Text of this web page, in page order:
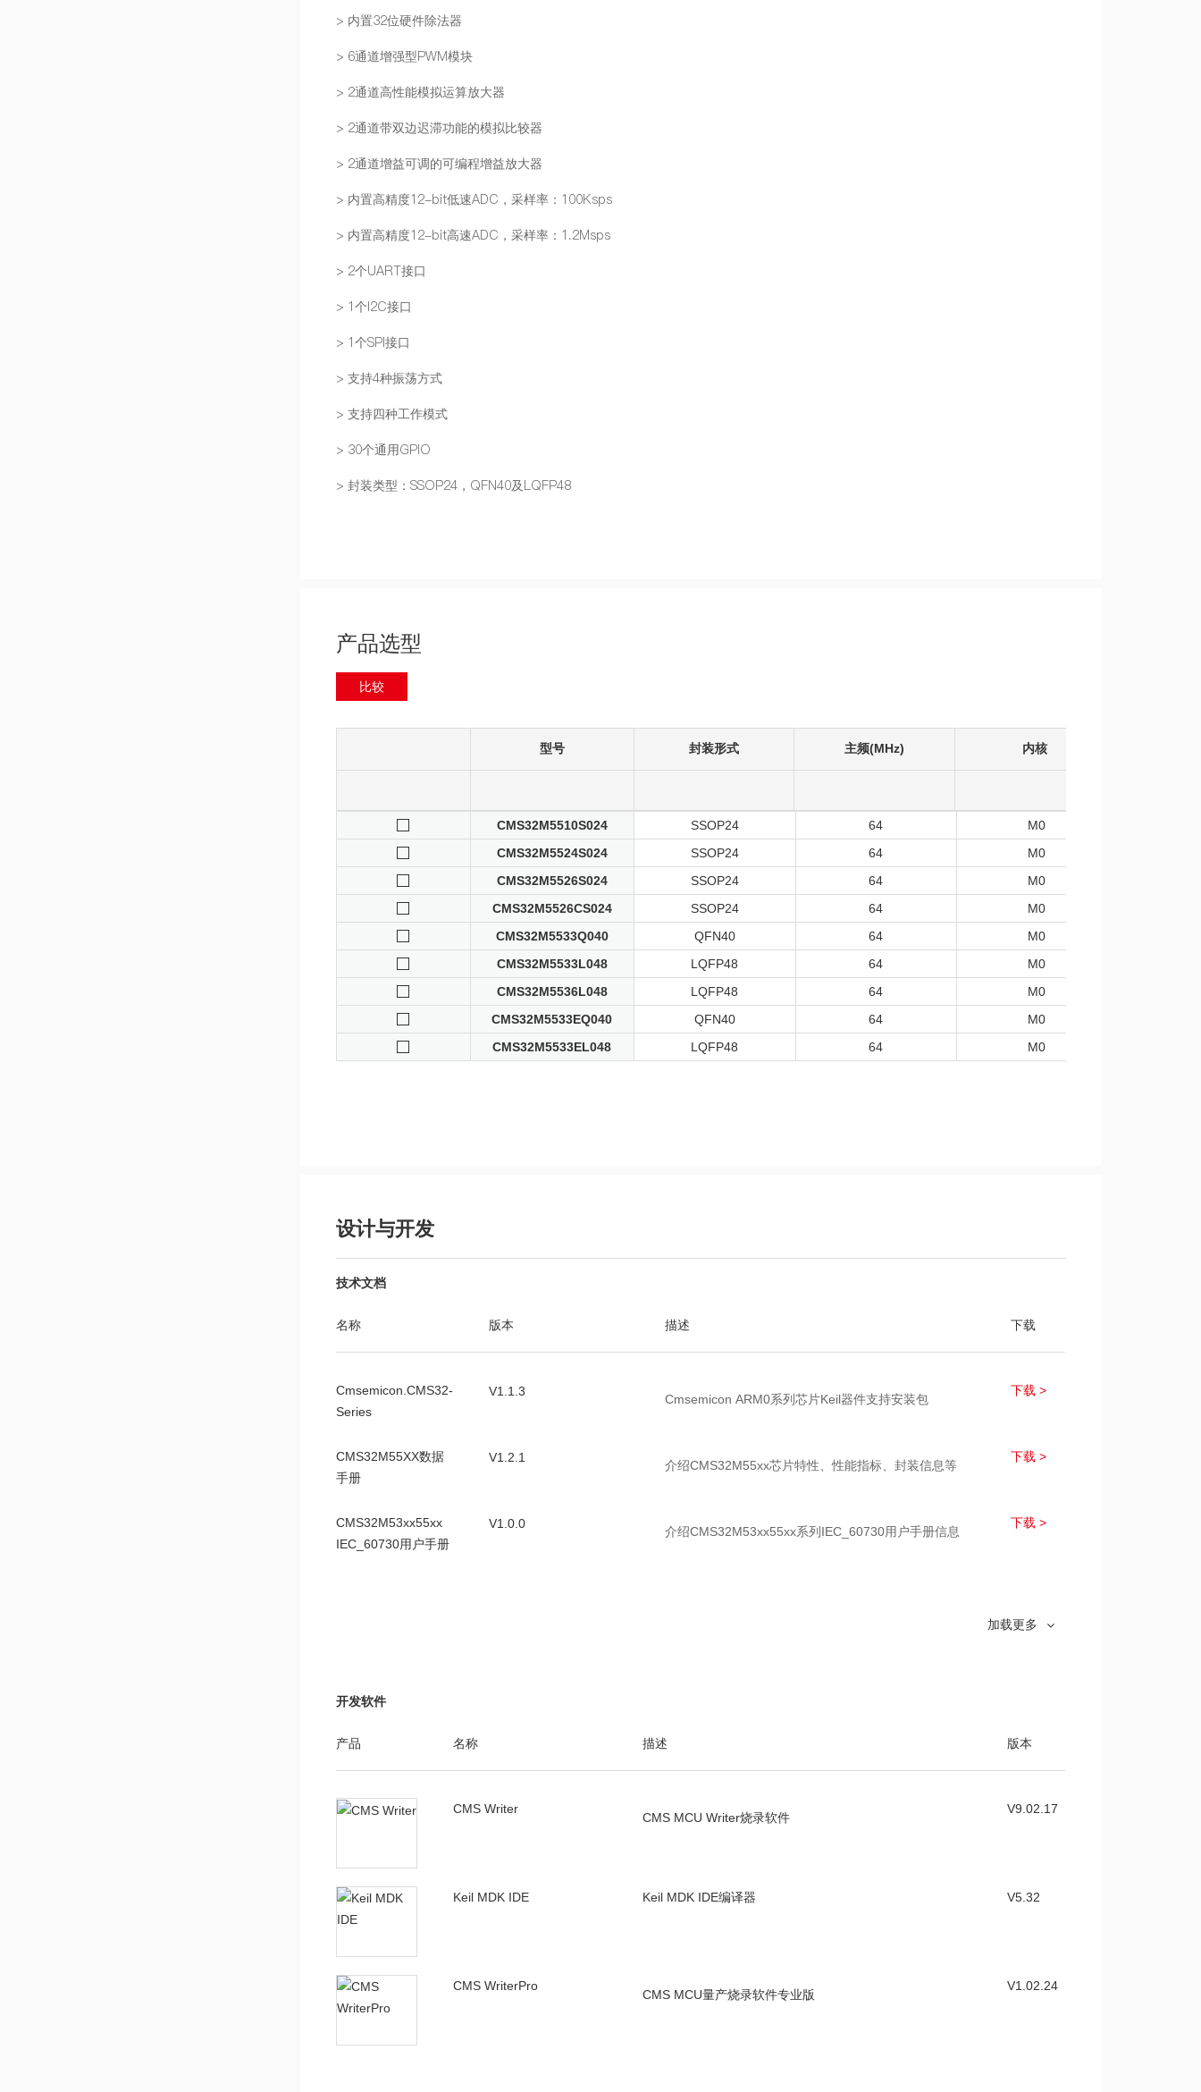
> 内置32位硬件除法器
> 6通道增强型PWM模块
> 2通道高性能模拟运算放大器
> 2通道带双边迟滞功能的模拟比较器
> 2通道增益可调的可编程增益放大器
> 内置高精度12-bit低速ADC，采样率：100Ksps
> 内置高精度12-bit高速ADC，采样率：1.2Msps
> 2个UART接口
> 1个I2C接口
> 1个SPI接口
> 支持4种振荡方式
> 支持四种工作模式
> 30个通用GPIO
> 封装类型：SSOP24，QFN40及LQFP48
产品选型
比较
型号 封装形式 主频(MHz) 内核
CMS32M5510S024 SSOP24 64 M0
CMS32M5524S024
SSOP24 64 M0
CMS32M5526S024
SSOP24 64 M0
CMS32M5526CS024
SSOP24 64 M0
CMS32M5533Q040
QFN40 64 M0
CMS32M5533L048
LQFP48 64 M0
CMS32M5536L048
LQFP48 64 M0
CMS32M5533EQ040
QFN40 64 M0
CMS32M5533EL048
LQFP48 64 M0
设计与开发
技术文档
名称 版本 描述 下载
Cmsemicon.CMS32-
Series
V1.1.3
Cmsemicon ARM0系列芯片Keil器件支持安装包
下载 >
CMS32M55XX数据
手册
V1.2.1
介绍CMS32M55xx芯片特性、性能指标、封装信息等
下载 >
CMS32M53xx55xx
IEC_60730用户手册
V1.0.0
介绍CMS32M53xx55xx系列IEC_60730用户手册信息
下载 >
系列芯片ADC0模块
CMS32M53xx_55xx
CMS32M53xx_55xx系列芯片ADC1模块应用笔记
中微M0系列芯片
V1.00
中微M0系列芯片GPIO口中断唤醒相关的应用笔记
下载 >
Series.zip
加载更多
开发软件
产品 名称 描述 版本
CMS Writer
CMS MCU Writer烧录软件
V9.02.17
Keil MDK IDE Keil MDK IDE编译器 V5.32
CMS WriterPro
CMS MCU量产烧录软件专业版
V1.02.24